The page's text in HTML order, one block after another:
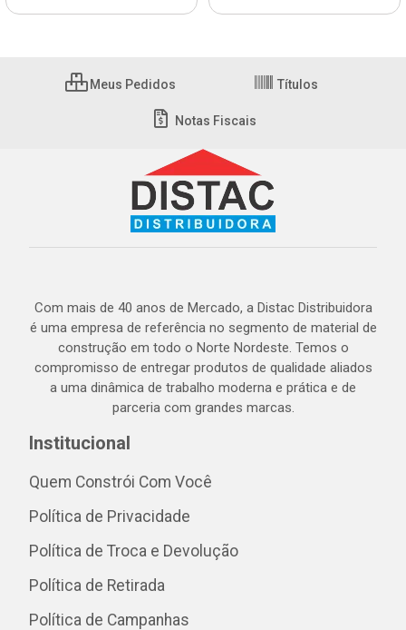
Meus Pedidos Títulos
Notas Fiscais
Com mais de 40 anos de Mercado, a Distac Distribuidora
é uma empresa de referência no segmento de material de
construção em todo o Norte Nordeste. Temos o
compromisso de entregar produtos de qualidade aliados
a uma dinâmica de trabalho moderna e prática e de
parceria com grandes marcas.
Institucional
Quem Constrói Com Você
Política de Privacidade
Política de Troca e Devolução
Política de Retirada
Política de Campanhas